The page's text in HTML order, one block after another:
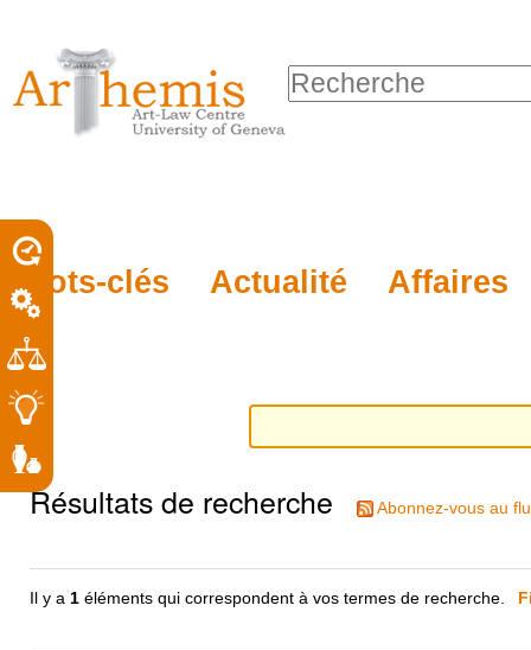
personnels
contenu.
à
la
navigation
Mots-clés Actualité Affaires
Chercher par
Résultats de recherche Abonnez-vous au
Il y a1 éléments qui correspondent à vos termes de recherche.